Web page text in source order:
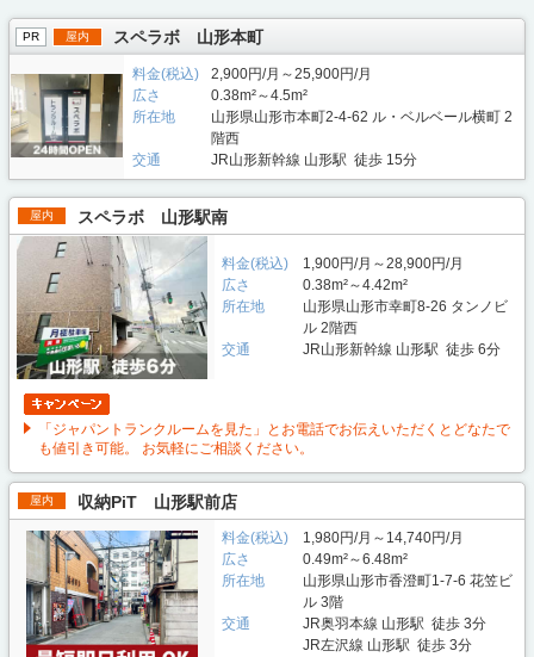
PR 屋内 スペラボ 山形本町
料金(税込)
2,900円/月～25,900円/月
広さ
0.38m²～4.5m²
所在地
山形県山形市本町2-4-62 ル・ベルベール横町 2
階西
交通
JR山形新幹線 山形駅 徒歩 15分
屋内 スペラボ 山形駅南
料金(税込)
1,900円/月～28,900円/月
広さ
0.38m²～4.42m²
所在地
山形県山形市幸町8-26 タンノビ
ル 2階西
交通
JR山形新幹線 山形駅 徒歩 6分
「ジャパントランクルームを見た」とお電話でお伝えいただくとどなたで
も値引き可能。 お気軽にご相談ください。
屋内 収納PiT 山形駅前店
料金(税込)
1,980円/月～14,740円/月
広さ
0.49m²～6.48m²
所在地
山形県山形市香澄町1-7-6 花笠ビ
ル 3階
交通
JR奥羽本線 山形駅 徒歩 3分
JR左沢線 山形駅 徒歩 3分